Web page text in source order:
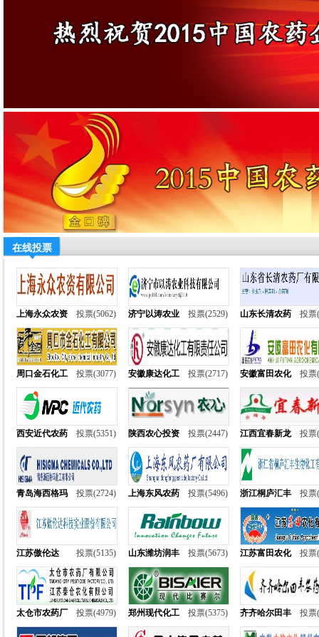
在线投票
上海永众农资 投票(5062) 济宁以涛农业 投票(2529) 山东长清农药 投票
周口金石化工 投票(3077) 安徽康达化工 投票(2717) 安徽富田农化 投票
西安近代农药 投票(5351) 陕西农心投资 投票(2447) 江西宜春新龙 投票
青岛海西格玛 投票(2724) 上海东风农药 投票(5496) 浙江桐庐汇丰 投票
江苏傲伦达 投票(5135) 山东潍坊润丰 投票(5673) 江苏富田农化 投票
太仓市农药厂 投票(4979) 郑州现代化工 投票(5375) 齐齐哈尔田丰 投票